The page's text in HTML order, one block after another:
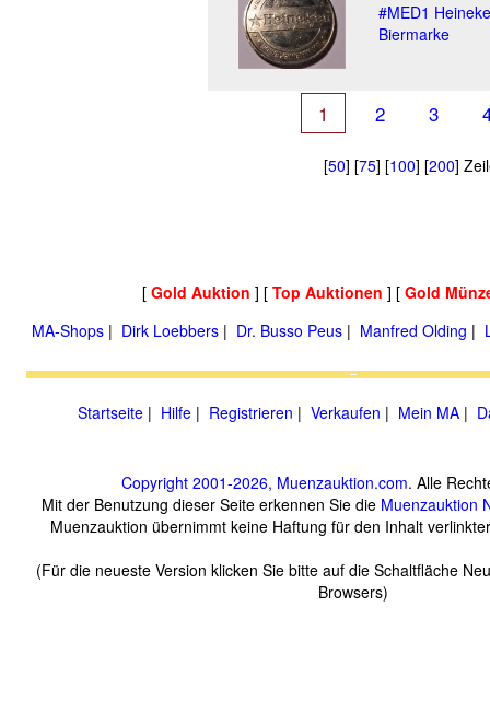
#MED1
Biermarke
1 2 3
[50] [75] [100] [200]
[ Gold Auktion ] [ Top Auktionen ] [ Gold
MA-Shops | Dirk Loebbers | Dr. Busso Peus | Manfred Olding |
Startseite | Hilfe | Registrieren | Verkaufen | Mein MA |
Copyright 2001-2026, Muenzauktion.com. Alle
Mit der Benutzung dieser Seite erkennen Sie die Muenzauktion
Muenzauktion übernimmt keine Haftung für den Inhalt
(Für die neueste Version klicken Sie bitte auf die Schaltfläche
Browsers)